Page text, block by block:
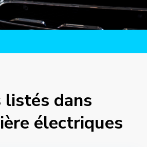
listés dans
électriques